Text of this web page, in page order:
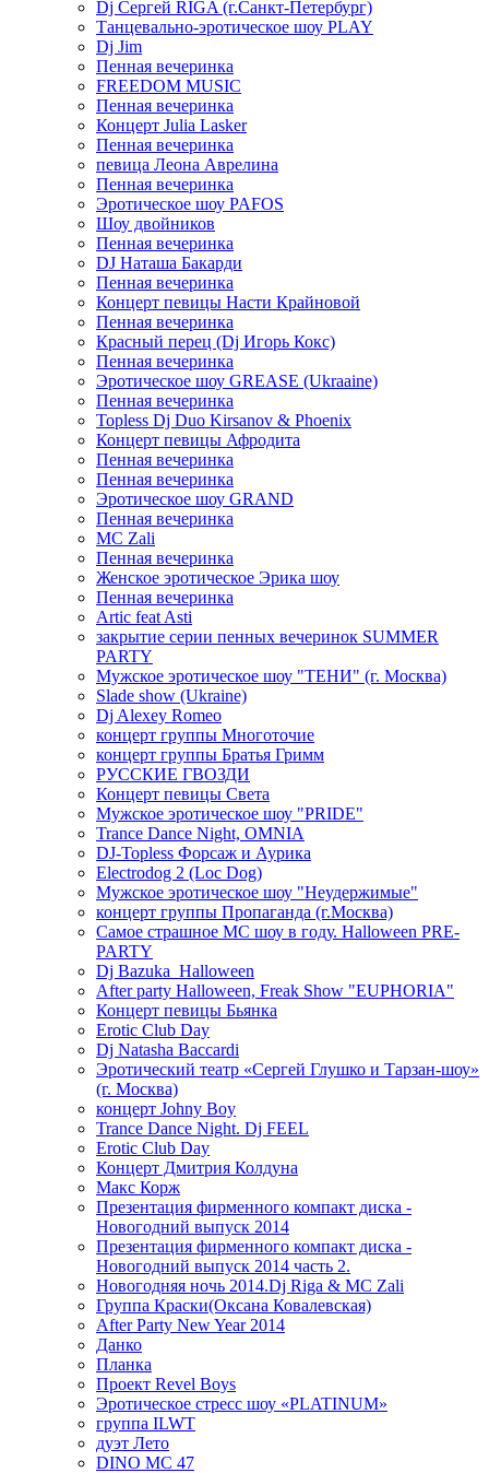
Dj Сергей RIGA (г.Санкт-Петербург)
Танцевально-эротическое шоу PLAY
Dj Jim
Пенная вечеринка
FREEDOM MUSIC
Пенная вечеринка
Концерт Julia Lasker
Пенная вечеринка
певица Леона Аврелина
Пенная вечеринка
Эротическое шоу PAFOS
Шоу двойников
Пенная вечеринка
DJ Наташа Бакарди
Пенная вечеринка
Концерт певицы Насти Крайновой
Пенная вечеринка
Красный перец (Dj Игорь Кокс)
Пенная вечеринка
Эротическое шоу GREASE (Ukraaine)
Пенная вечеринка
Topless Dj Duo Kirsanov & Phoenix
Концерт певицы Афродита
Пенная вечеринка
Пенная вечеринка
Эротическое шоу GRAND
Пенная вечеринка
MC Zali
Пенная вечеринка
Женское эротическое Эрика шоу
Пенная вечеринка
Artic feat Asti
закрытие серии пенных вечеринок SUMMER
PARTY
Мужское эротическое шоу "ТЕНИ" (г. Москва)
Slade show (Ukraine)
Dj Alexey Romeo
концерт группы Многоточие
концерт группы Братья Гримм
РУССКИЕ ГВОЗДИ
Концерт певицы Света
Мужское эротическое шоу "PRIDE"
Trance Dance Night, OMNIA
DJ-Topless Форсаж и Аурика
Electrodog 2 (Loc Dog)
Мужское эротическое шоу "Неудержимые"
концерт группы Пропаганда (г.Москва)
Самое страшное МС шоу в году. Halloween PRE-
PARTY
Dj Bazuka_Halloween
After party Halloween, Freak Show "EUPHORIA"
Концерт певицы Бьянка
Erotic Club Day
Dj Natasha Baccardi
Эротический театр «Сергей Глушко и Тарзан-шоу»
(г. Москва)
концерт Johny Boy
Trance Dance Night. Dj FEEL
Erotic Club Day
Концерт Дмитрия Колдуна
Макс Корж
Презентация фирменного компакт диска -
Новогодний выпуск 2014
Презентация фирменного компакт диска -
Новогодний выпуск 2014 часть 2.
Новогодняя ночь 2014.Dj Riga & MC Zali
Группа Краски(Оксана Ковалевская)
After Party New Year 2014
Данко
Планка
Проект Revel Boys
Эротическое стресс шоу «PLATINUM»
группа ILWT
дуэт Лето
DINO MC 47